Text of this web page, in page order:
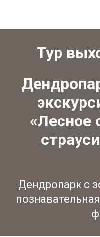
Тур
«Лесное
Дендропарк с